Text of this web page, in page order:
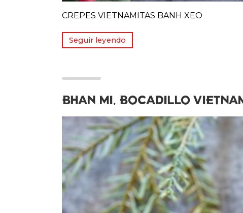
CREPES VIETNAMITAS BANH XEO
Seguir leyendo
BHAN MI, BOCADILLO